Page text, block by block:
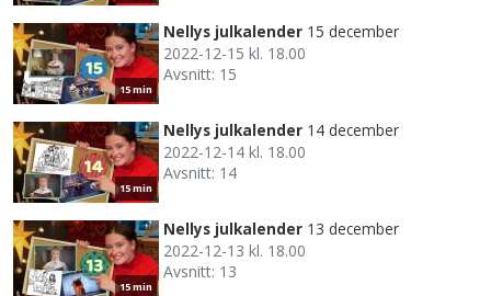
15 min
Nellys julkalender 15 december
2022-12-15 kl. 18.00
Avsnitt: 15
15 min
Nellys julkalender 14 december
2022-12-14 kl. 18.00
Avsnitt: 14
15 min
Nellys julkalender 13 december
2022-12-13 kl. 18.00
Avsnitt: 13